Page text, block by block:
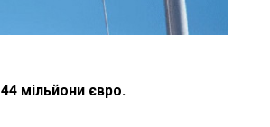
44 мільйони євро.